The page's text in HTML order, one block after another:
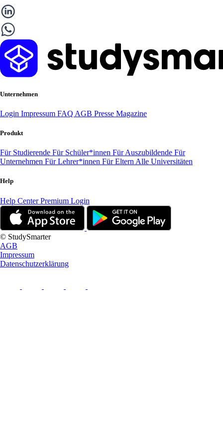
Unternehmen
Login Impressum FAQ AGB Presse Magazine
Produkt
Für Studierende Für Schüler*innen Für Auszubildende Für
Unternehmen Für Lehrer*innen Für Eltern Alle Universitäten
Help
Help CenterPremium Login
© StudySmarter
AGB
Impressum
Datenschutzerklärung